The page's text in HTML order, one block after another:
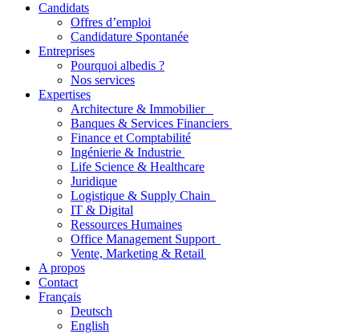
Candidats
Offres d’emploi
Candidature Spontanée
Entreprises
Pourquoi albedis ?
Nos services
Expertises
Architecture & Immobilier
Banques & Services Financiers
Finance et Comptabilité
Ingénierie & Industrie
Life Science & Healthcare
Juridique
Logistique & Supply Chain
IT & Digital
Ressources Humaines
Office Management Support
Vente, Marketing & Retail
A propos
Contact
Français
Deutsch
English